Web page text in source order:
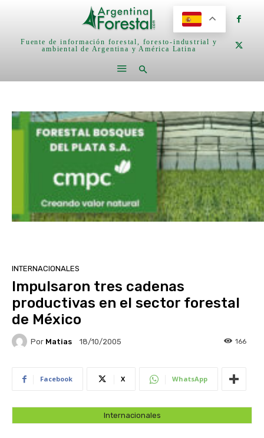
Fuente de información forestal, foresto-industrial y
ambiental de Argentina y América Latina
INTERNACIONALES
Impulsaron tres cadenas
productivas en el sector forestal
de México
Por Matias 18/10/2005 166
Facebook X WhatsApp
Internacionales